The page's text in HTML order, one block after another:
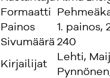
Formaatti
Painos
1. painos,
Sivumäärä 240
Kirjailijat
Lehti,